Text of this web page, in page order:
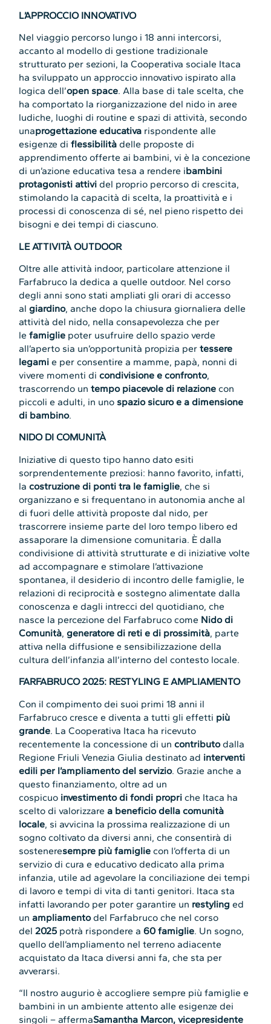
L’APPROCCIO INNOVATIVO
Nel viaggio percorso lungo i 18 anni intercorsi,
accanto al modello di gestione tradizionale
strutturato per sezioni, la Cooperativa sociale Itaca
ha sviluppato un approccio innovativo ispirato alla
logica dell’open space. Alla base di tale scelta, che
ha comportato la riorganizzazione del nido in aree
ludiche, luoghi di routine e spazi di attività, secondo
unaprogettazione educativa rispondente alle
esigenze diflessibilità delle proposte di
apprendimento offerte ai bambini, vi è la concezione
di un’azione educativa tesa a rendere ibambini
protagonisti attivi del proprio percorso di crescita,
stimolando la capacità di scelta, la proattività e i
processi di conoscenza di sé, nel pieno rispetto dei
bisogni e dei tempi di ciascuno.
LE ATTIVITÀ OUTDOOR
Oltre alle attività indoor, particolare attenzione il
Farfabruco la dedica a quelle outdoor. Nel corso
degli anni sono stati ampliati gli orari di accesso
algiardino, anche dopo la chiusura giornaliera delle
attività del nido, nella consapevolezza che per
lefamiglie poter usufruire dello spazio verde
all’aperto sia un’opportunità propizia pertessere
legami e per consentire a mamme, papà, nonni di
vivere momenti dicondivisione e confronto,
trascorrendo untempo piacevole di relazione con
piccoli e adulti, in uno spazio sicuro e a dimensione
di bambino.
NIDO DI COMUNITÀ
Iniziative di questo tipo hanno dato esiti
sorprendentemente preziosi: hanno favorito, infatti,
lacostruzione di ponti tra le famiglie, che si
organizzano e si frequentano in autonomia anche al
di fuori delle attività proposte dal nido, per
trascorrere insieme parte del loro tempo libero ed
assaporare la dimensione comunitaria. È dalla
condivisione di attività strutturate e di iniziative volte
ad accompagnare e stimolare l’attivazione
spontanea, il desiderio di incontro delle famiglie, le
relazioni di reciprocità e sostegno alimentate dalla
conoscenza e dagli intrecci del quotidiano, che
nasce la percezione del Farfabruco come Nido di
Comunità,generatore di reti e di prossimità, parte
attiva nella diffusione e sensibilizzazione della
cultura dell’infanzia all’interno del contesto locale.
FARFABRUCO 2025: RESTYLING E AMPLIAMENTO
Con il compimento dei suoi primi 18 anni il
Farfabruco cresce e diventa a tutti gli effetti più
grande. La Cooperativa Itaca ha ricevuto
recentemente la concessione di uncontributodalla
Regione Friuli Venezia Giulia destinato ad interventi
edili per l’ampliamento del servizio. Grazie anche a
questo finanziamento, oltre ad un
cospicuo investimento di fondi propri che Itaca ha
scelto di valorizzarea beneficio della comunità
locale, si avvicina la prossima realizzazione di un
sogno coltivato da diversi anni, che consentirà di
sosteneresempre più famiglie con l’offerta di un
servizio di cura e educativo dedicato alla prima
infanzia, utile ad agevolare la conciliazione dei tempi
di lavoro e tempi di vita di tanti genitori. Itaca sta
infatti lavorando per poter garantire un restyling ed
unampliamentodel Farfabruco che nel corso
del2025potrà rispondere a60 famiglie. Un sogno,
quello dell’ampliamento nel terreno adiacente
acquistato da Itaca diversi anni fa, che sta per
avverarsi.
“Il nostro augurio è accogliere sempre più famiglie e
bambini in un ambiente attento alle esigenze dei
singoli – affermaSamantha Marcon, vicepresidente